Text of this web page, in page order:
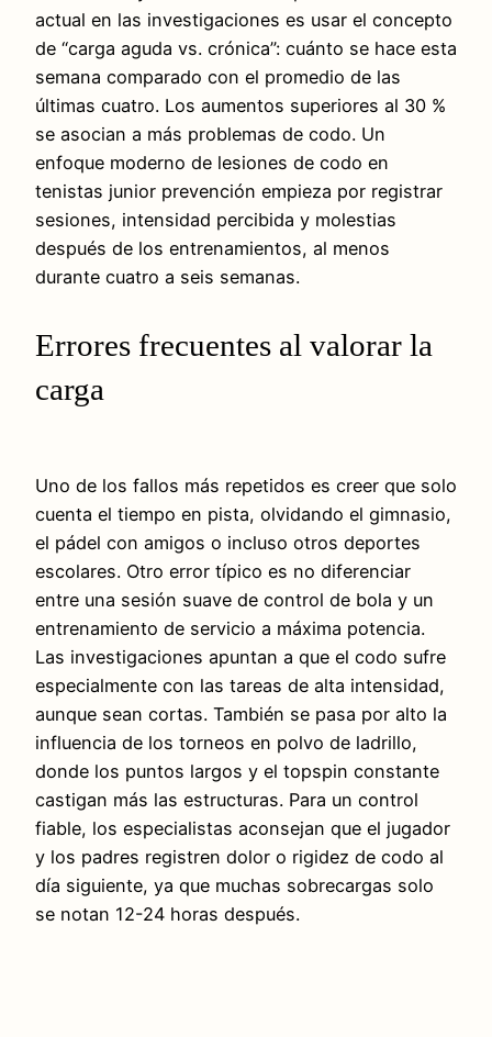
actual en las investigaciones es usar el concepto
de “carga aguda vs. crónica”: cuánto se hace esta
semana comparado con el promedio de las
últimas cuatro. Los aumentos superiores al 30 %
se asocian a más problemas de codo. Un
enfoque moderno de lesiones de codo en
tenistas junior prevención empieza por registrar
sesiones, intensidad percibida y molestias
después de los entrenamientos, al menos
durante cuatro a seis semanas.
Errores frecuentes al valorar la
carga
Uno de los fallos más repetidos es creer que solo
cuenta el tiempo en pista, olvidando el gimnasio,
el pádel con amigos o incluso otros deportes
escolares. Otro error típico es no diferenciar
entre una sesión suave de control de bola y un
entrenamiento de servicio a máxima potencia.
Las investigaciones apuntan a que el codo sufre
especialmente con las tareas de alta intensidad,
aunque sean cortas. También se pasa por alto la
influencia de los torneos en polvo de ladrillo,
donde los puntos largos y el topspin constante
castigan más las estructuras. Para un control
fiable, los especialistas aconsejan que el jugador
y los padres registren dolor o rigidez de codo al
día siguiente, ya que muchas sobrecargas solo
se notan 12-24 horas después.